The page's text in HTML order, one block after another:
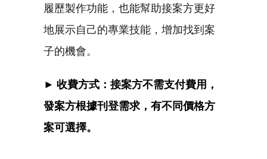
履歷製作功能，也能幫助接案方更好
地展示自己的專業技能，增加找到案
子的機會。
► 收費方式：接案方不需支付費用，
發案方根據刊登需求，有不同價格方
案可選擇。